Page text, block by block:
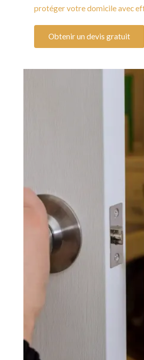
protéger votre domicile avec
Obtenir un devis gratuit